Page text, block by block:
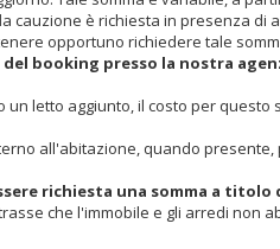
cauzione è richiesta in presenza
opportuno richiedere tale
booking presso la nostra
un letto aggiunto, il costo per questo
all'abitazione, quando
richiesta una somma a titolo
che l'immobile e gli arredi non